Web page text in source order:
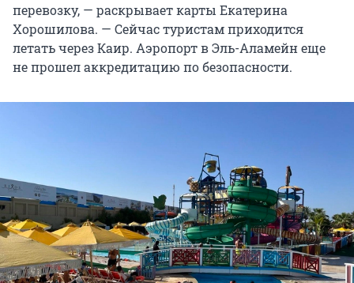
перевозку, — раскрывает карты Екатерина
Хорошилова. — Сейчас туристам приходится
летать через Каир. Аэропорт в Эль-Аламейн еще
не прошел аккредитацию по безопасности.